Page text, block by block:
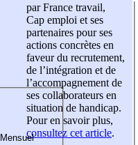
par France travail,
Cap emploi et ses
partenaires pour ses
actions concrètes en
faveur du recrutement,
de l’intégration et de
l’accompagnement de
ses collaborateurs en
situation de handicap.
Pour en savoir plus,
consultez cet article.